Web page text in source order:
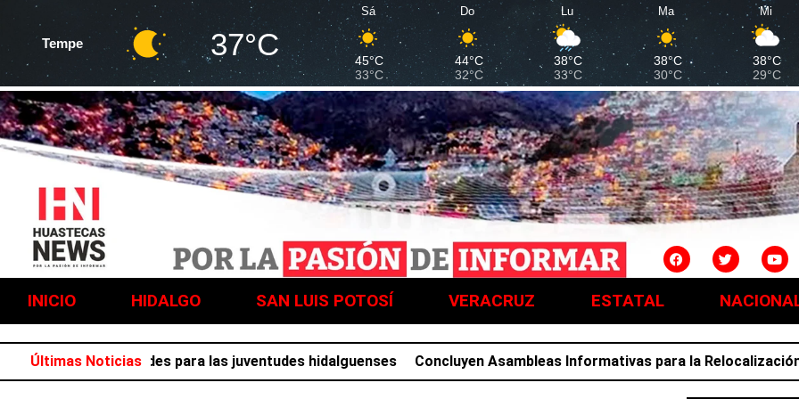
Tempe 37°C
Sá
45°C
33°C
Do
44°C
32°C
Lu
38°C
33°C
Ma
38°C
30°C
Mi
38°C
29°C
INICIO HIDALGO SAN LUIS POTOSÍ VERACRUZ ESTATAL
Últimas Noticias
de actividades para las juventudes hidalguenses Concluyen Asambleas Informativas para la Relocalización;